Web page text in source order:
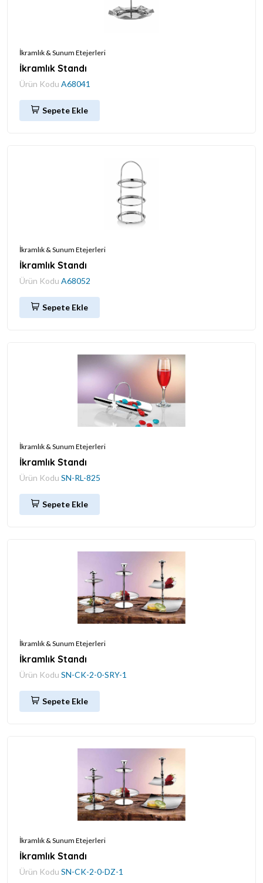
İkramlık & Sunum Etejerleri
İkramlık Standı
Ürün Kodu A68041
Sepete Ekle
İkramlık & Sunum Etejerleri
İkramlık Standı
Ürün Kodu A68052
Sepete Ekle
İkramlık & Sunum Etejerleri
İkramlık Standı
Ürün Kodu SN-RL-825
Sepete Ekle
İkramlık & Sunum Etejerleri
İkramlık Standı
Ürün Kodu SN-CK-2-0-SRY-1
Sepete Ekle
İkramlık & Sunum Etejerleri
İkramlık Standı
Ürün Kodu SN-CK-2-0-DZ-1